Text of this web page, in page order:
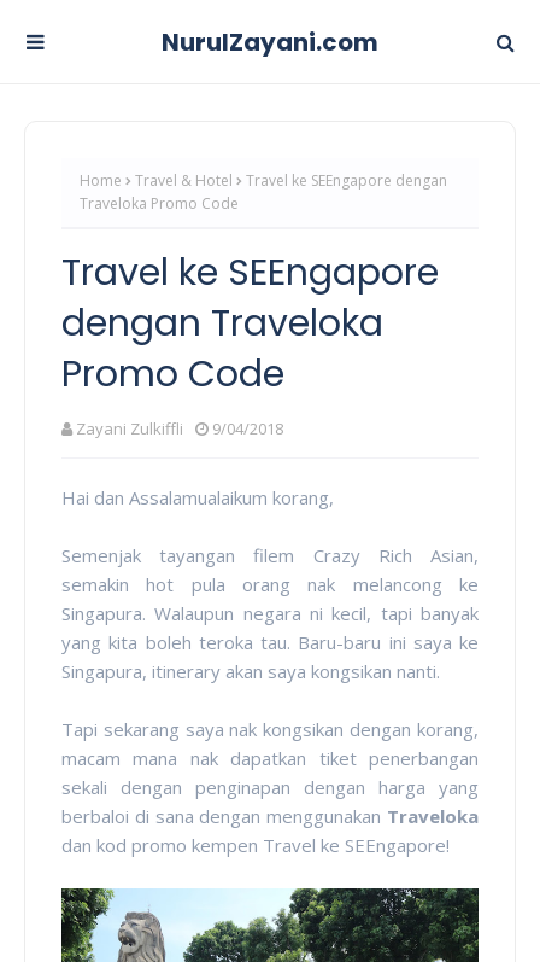
NurulZayani.com
Home Travel & Hotel
Travel ke SEEngapore dengan
Traveloka Promo Code
Travel ke SEEngapore
dengan Traveloka
Promo Code
Zayani Zulkiffli 9/04/2018
Hai dan Assalamualaikum korang,
Semenjak tayangan filem Crazy Rich Asian,
semakin hot pula orang nak melancong ke
Singapura. Walaupun negara ni kecil, tapi banyak
yang kita boleh teroka tau. Baru-baru ini saya ke
Singapura, itinerary akan saya kongsikan nanti.
Tapi sekarang saya nak kongsikan dengan korang,
macam mana nak dapatkan tiket penerbangan
sekali dengan penginapan dengan harga yang
berbaloi di sana dengan menggunakan Traveloka
dan kod promo kempen Travel ke SEEngapore!